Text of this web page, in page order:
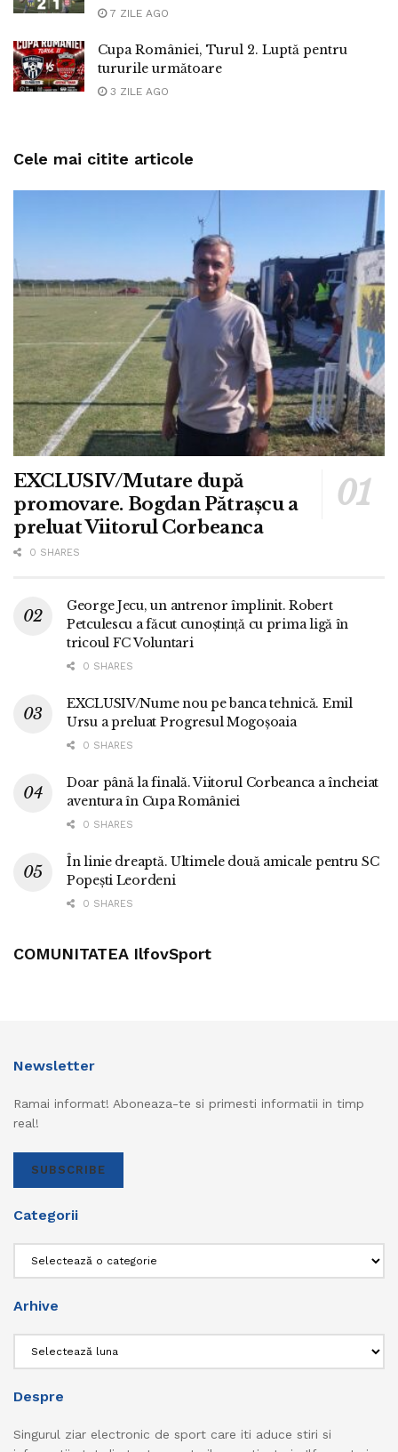
7 ZILE AGO
Cupa României, Turul 2. Luptă pentru
tururile următoare
3 ZILE AGO
Cele mai citite articole
EXCLUSIV/Mutare după
promovare. Bogdan Pătrașcu a
preluat Viitorul Corbeanca
0 SHARES
George Jecu, un antrenor împlinit. Robert
Petculescu a făcut cunoștință cu prima ligă în
tricoul FC Voluntari
0 SHARES
EXCLUSIV/Nume nou pe banca tehnică. Emil
Ursu a preluat Progresul Mogoșoaia
0 SHARES
Doar până la finală. Viitorul Corbeanca a încheiat
aventura în Cupa României
0 SHARES
În linie dreaptă. Ultimele două amicale pentru SC
Popești Leordeni
0 SHARES
COMUNITATEA IlfovSport
Newsletter
Ramai informat! Aboneaza-te si primesti informatii in timp
real!
SUBSCRIBE
Categorii
Arhive
Despre
Singurul ziar electronic de sport care iti aduce stiri si